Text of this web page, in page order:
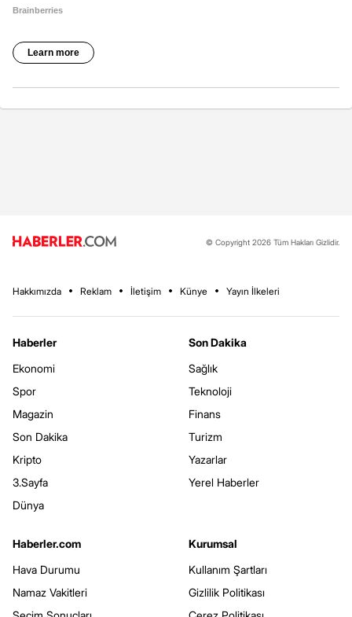
© Copyright 2026 Tüm Hakları Gizlidir.
Hakkımızda Reklam İletişim Künye Yayın İlkeleri
Haberler
Ekonomi
Spor
Magazin
Son Dakika
Kripto
3.Sayfa
Dünya
Son Dakika
Sağlık
Teknoloji
Finans
Turizm
Yazarlar
Yerel Haberler
Haberler.com
Hava Durumu
Namaz Vakitleri
Kurumsal
Kullanım Şartları
Gizlilik Politikası